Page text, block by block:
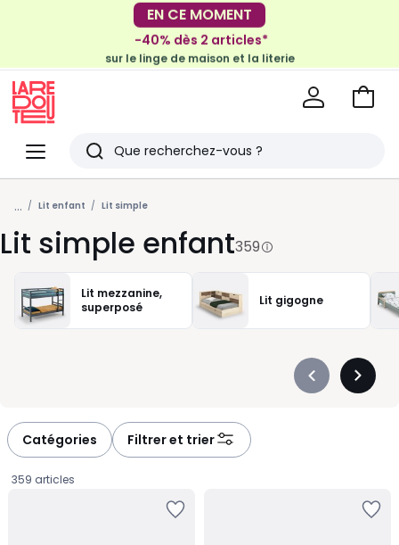
EN CE MOMENT
-30€ tous les 100€*
sur le meuble & la déco
-40% dès 2 articles*
sur le linge de maison et la literie
Menu
Redoute
Rechercher
Derniers
articles
vus
Voir
... Lit enfant Lit simple
Lit simple enfant359
Lit mezzanine,
superposé
Lit gigogne
Précédent
Catégories Filtrer et trier
359 articles